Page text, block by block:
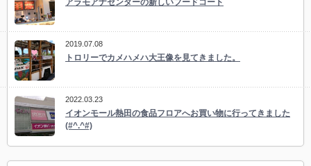
2019.07.08
トロリーでカメハメハ大王像を見てきました。
2022.03.23
イオンモール熱田の食品フロアへお買い物に行ってきました
(#^.^#)